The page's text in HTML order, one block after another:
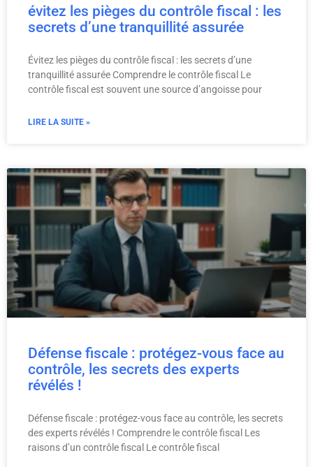
évitez les pièges du contrôle fiscal : les
secrets d’une tranquillité assurée
Évitez les pièges du contrôle fiscal : les secrets d’une
tranquillité assurée Comprendre le contrôle fiscal Le
contrôle fiscal est souvent une source d’angoisse pour
LIRE LA SUITE »
Défense fiscale : protégez-vous face au
contrôle, les secrets des experts
révélés !
Défense fiscale : protégez-vous face au contrôle, les secrets
des experts révélés ! Comprendre le contrôle fiscal Les
raisons d’un contrôle fiscal Le contrôle fiscal